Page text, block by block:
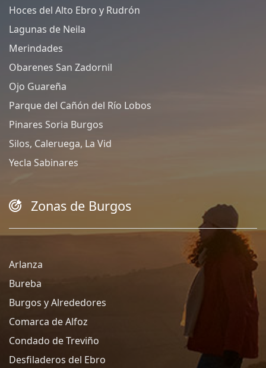
Hoces del Alto Ebro y Rudrón
Lagunas de Neila
Merindades
Obarenes San Zadornil
Ojo Guareña
Parque del Cañón del Río Lobos
Pinares Soria Burgos
Silos, Caleruega, La Vid
Yecla Sabinares
Zonas de Burgos
Arlanza
Bureba
Burgos y Alrededores
Comarca de Alfoz
Condado de Treviño
Desfiladeros del Ebro